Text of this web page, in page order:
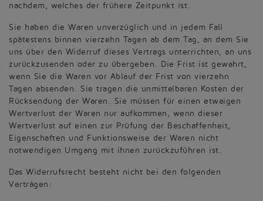
nachdem, welches der frühere Zeitpunkt ist.
Sie haben die Waren unverzüglich und in jedem Fall
spätestens binnen vierzehn Tagen ab dem Tag, an dem Sie
uns über den Widerruf dieses Vertrags unterrichten, an uns
zurückzusenden oder zu übergeben. Die Frist ist gewahrt,
wenn Sie die Waren vor Ablauf der Frist von vierzehn
Tagen absenden. Sie tragen die unmittelbaren Kosten der
Rücksendung der Waren. Sie müssen für einen etwaigen
Wertverlust der Waren nur aufkommen, wenn dieser
Wertverlust auf einen zur Prüfung der Beschaffenheit,
Eigenschaften und Funktionsweise der Waren nicht
notwendigen Umgang mit ihnen zurückzuführen ist.
Das Widerrufsrecht besteht nicht bei den folgenden
Verträgen: